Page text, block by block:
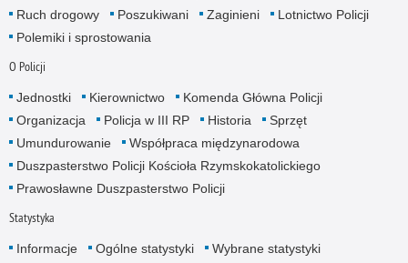
Ruch drogowy
Poszukiwani Zaginieni
Lotnictwo Policji
Polemiki i sprostowania
O Policji
Jednostki Kierownictwo
Komenda Główna Policji
Organizacja
Policja w III RP Historia
Sprzęt
Umundurowanie
Współpraca międzynarodowa
Duszpasterstwo Policji Kościoła Rzymskokatolickiego
Prawosławne Duszpasterstwo Policji
Statystyka
Informacje Ogólne statystyki
Wybrane statystyki